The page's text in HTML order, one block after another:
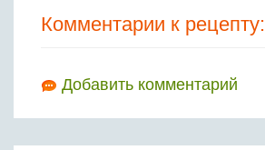
Комментарии к рецепту:
Добавить комментарий